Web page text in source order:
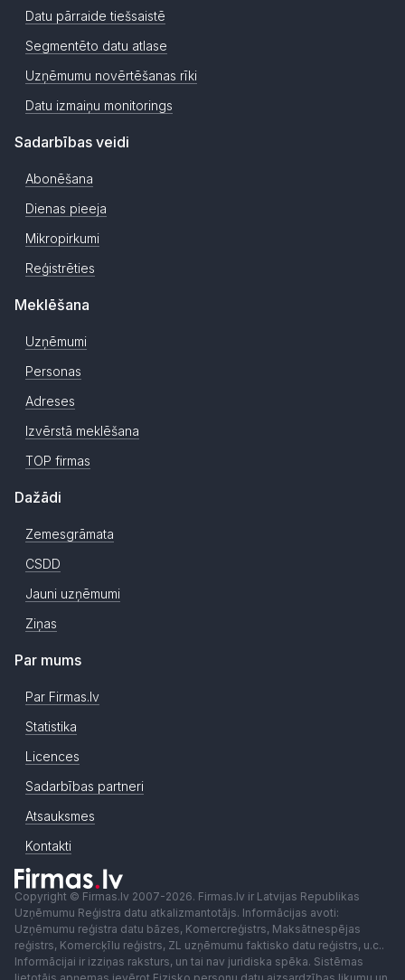
Datu pārraide tiešsaistē
Segmentēto datu atlase
Uzņēmumu novērtēšanas rīki
Datu izmaiņu monitorings
Sadarbības veidi
Abonēšana
Dienas pieeja
Mikropirkumi
Reģistrēties
Meklēšana
Uzņēmumi
Personas
Adreses
Izvērstā meklēšana
TOP firmas
Dažādi
Zemesgrāmata
CSDD
Jauni uzņēmumi
Ziņas
Par mums
Par Firmas.lv
Statistika
Licences
Sadarbības partneri
Atsauksmes
Kontakti
Copyright © Firmas.lv 2007-2026. Firmas.lv ir Latvijas Republikas
Uzņēmumu Reģistra datu atkalizmantotājs. Informācijas avoti:
Uzņēmumu reģistra datu bāzes, Komercreģistrs, Maksātnespējas
reģistrs, Komercķīlu reģistrs, ZL uzņēmumu faktisko datu reģistrs, u.c..
Informācijai ir izziņas raksturs, un tai nav juridiska spēka. Sistēmas